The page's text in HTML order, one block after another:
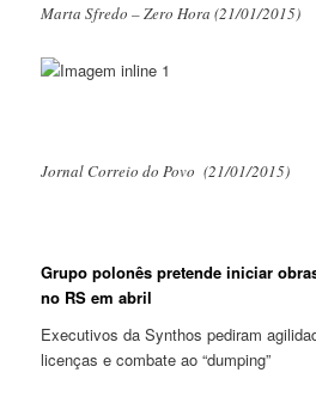
Marta Sfredo – Zero Hora (21/01/2015)
Jornal Correio do Povo (21/01/2015)
Grupo polonês pretende iniciar
no RS em abril
Executivos daSynthos pediram
licenças e combate ao “dumping”